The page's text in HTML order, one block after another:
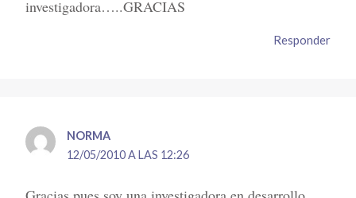
investigadora…..GRACIAS
Responder
NORMA
12/05/2010 A LAS 12:26